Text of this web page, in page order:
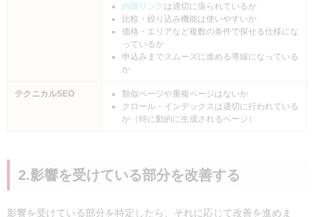
内部リンク は適切に張られているか
比較・絞り込み機能は使いやすいか
価格・エリアなど複数の条件で探せる仕様にな
っているか
申込みまでスムーズに進める導線になっている
か
テクニカルSEO
類似ページや重複ページはないか
クロール・インデックスは適切に行われている
か（特に動的に生成されるページ）
2.影響を受けている部分を改善する
影響を受けている部分を特定したら、それに応じて改善を進めま